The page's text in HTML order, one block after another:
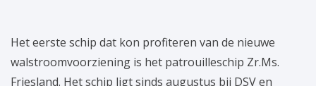
Het eerste schip dat kon profiteren van de nieuwe
walstroomvoorziening is het patrouilleschip Zr.Ms.
Friesland. Het schip ligt sinds augustus bij DSV en